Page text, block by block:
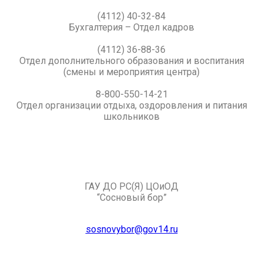
(4112) 40-32-84
Бухгалтерия – Отдел кадров
(4112) 36-88-36
Отдел дополнительного образования и воспитания
(смены и мероприятия центра)
8-800-550-14-21
Отдел организации отдыха, оздоровления и питания
школьников
ГАУ ДО РС(Я) ЦОиОД
“Сосновый бор”
sosnovybor@gov14.ru